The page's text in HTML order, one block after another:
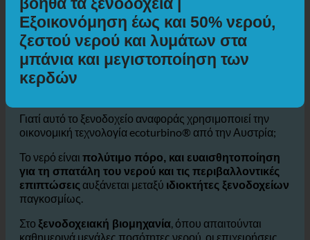
+ ενέργειας: Πώς το ecoturbino®
βοηθά τα ξενοδοχεία |
Εξοικονόμηση έως και 50% νερού,
ζεστού νερού και λυμάτων στα
κερδών
Γιατί αυτό το ξενοδοχείο αναφοράς χρησιμοποιεί την
οικονομική τεχνολογία ecoturbino® από την Αυστρία;
Το νερό είναι πολύτιμο πόρο, και ευαισθητοποίηση
για τη σπατάλη του νερού και τις περιβαλλοντικές
επιπτώσειςαυξάνεται μεταξύιδιοκτήτες ξενοδοχείων
παγκοσμίως.